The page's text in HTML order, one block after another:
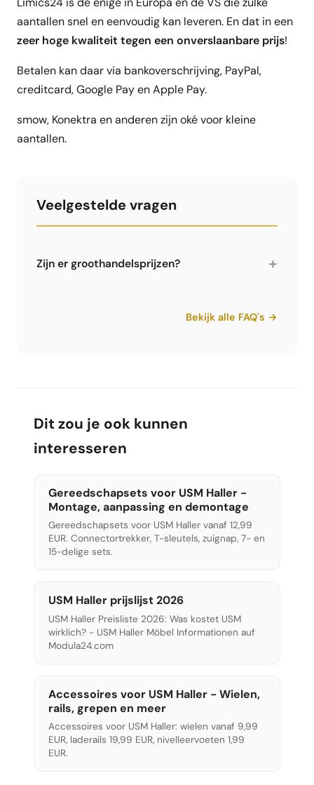
aantallen snel en eenvoudig kan leveren. En dat in een
zeer hoge kwaliteit tegen een onverslaanbare prijs!
Betalen kan daar via bankoverschrijving, PayPal,
creditcard, Google Pay en Apple Pay.
smow, Konektra en anderen zijn oké voor kleine
aantallen.
Veelgestelde vragen
Zijn er groothandelsprijzen? +
50% korting voor grote hoeveelheden. Vooral
interessant voor kantoorinrichters, architecten
Bekijk alle FAQ's →
Dit zou je ook kunnen
interesseren
Gereedschapsets voor USM Haller -
Montage, aanpassing en demontage
Gereedschapsets voor USM Haller vanaf 12,99
EUR. Connectortrekker, T-sleutels, zuignap, 7- en
15-delige sets.
USM Haller prijslijst 2026
USM Haller Preisliste 2026: Was kostet USM
wirklich? - USM Haller Möbel Informationen auf
Modula24.com
Accessoires voor USM Haller - Wielen,
rails, grepen en meer
Accessoires voor USM Haller: wielen vanaf 9,99
EUR, laderails 19,99 EUR, nivelleervoeten 1,99
EUR.